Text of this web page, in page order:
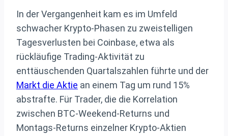
In der Vergangenheit kam es im Umfeld
schwacher Krypto‑Phasen zu zweistelligen
Tagesverlusten bei Coinbase, etwa als
rückläufige Trading‑Aktivität zu
enttäuschenden Quartalszahlen führte und der
Markt die Aktie an einem Tag um rund 15%
abstrafte. Für Trader, die die Korrelation
zwischen BTC‑Weekend‑Returns und
Montags‑Returns einzelner Krypto‑Aktien